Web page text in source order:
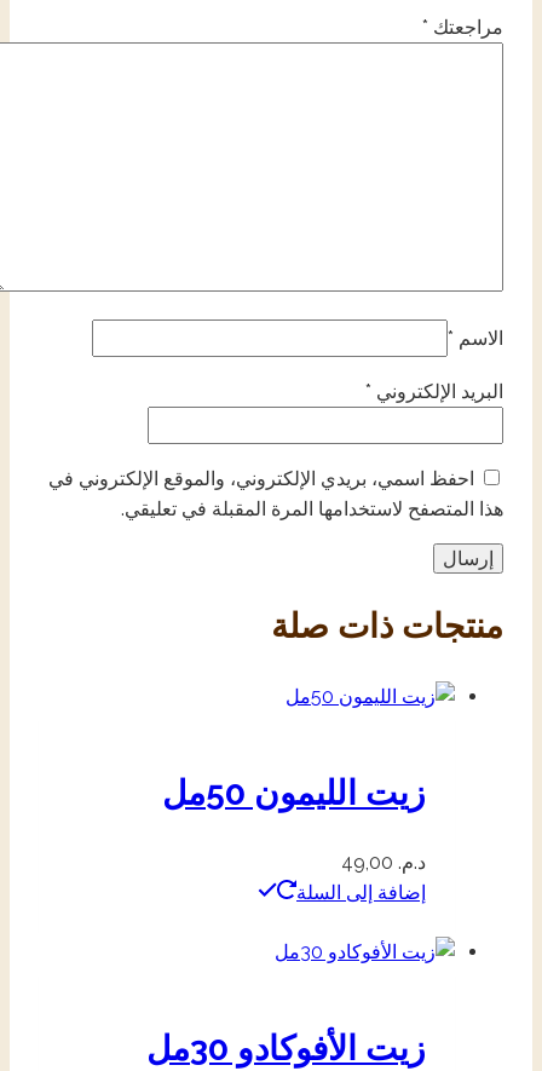
مراجعتك *
الاسم *
البريد الإلكتروني *
احفظ اسمي، بريدي الإلكتروني، والموقع الإلكتروني في
هذا المتصفح لاستخدامها المرة المقبلة في تعليقي.
منتجات ذات صلة
زيت الليمون 50مل
د.م.
إضافة إلى السلة
زيت الأفوكادو 30مل